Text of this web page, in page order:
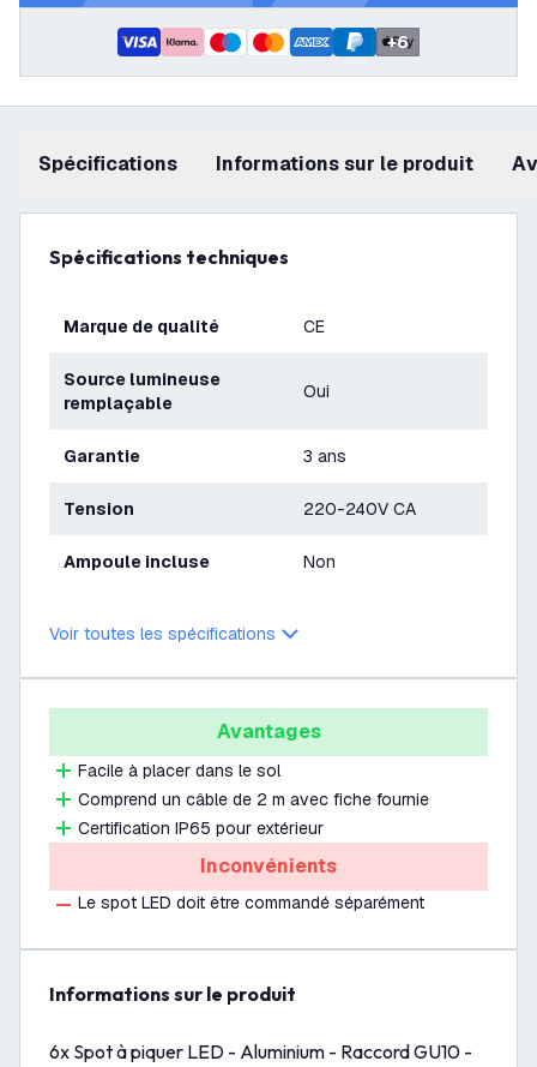
+6
Spécifications Informations sur le produit
Spécifications techniques
Marque de qualité CE
Source lumineuse
remplaçable
Oui
Garantie 3 ans
Tension 220-240V CA
Ampoule incluse Non
Voir toutes les spécifications
Avantages
Facile à placer dans le sol
Comprend un câble de 2 m avec fiche fournie
Certification IP65 pour extérieur
Inconvénients
Le spot LED doit être commandé séparément
Informations sur le produit
6x Spot à piquer LED - Aluminium - Raccord GU10 -